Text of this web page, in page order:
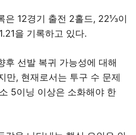
은 12경기 출전 2홀드, 22⅓이
을 기록하고 있다.
후 선발 복귀 가능성에 대해
만, 현재로서는 투구 수 문제
5이닝 이상은 소화해야 한